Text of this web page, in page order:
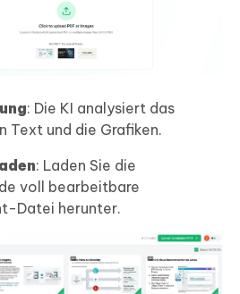
: Die KI analysiert das
Text und die Grafiken.
: Laden Sie die
voll bearbeitbare
Datei herunter.